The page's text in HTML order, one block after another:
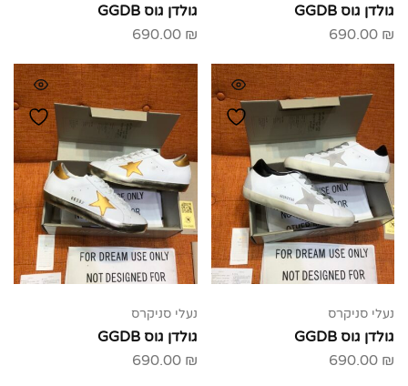
גולדן גוס GGDB
690.00 ₪
גולדן גוס GGDB
690.00 ₪
נעלי סניקרס
גולדן גוס GGDB
690.00 ₪
נעלי סניקרס
גולדן גוס GGDB
690.00 ₪